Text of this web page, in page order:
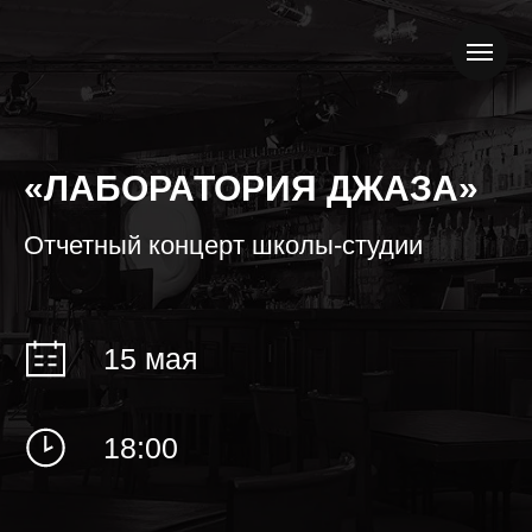
«ЛАБОРАТОРИЯ ДЖАЗА»
Отчетный концерт школы-студии
15 мая
18:00